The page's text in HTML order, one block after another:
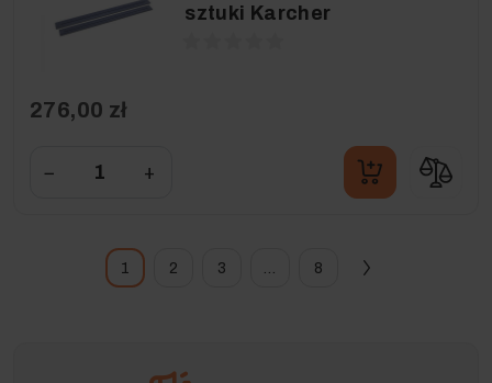
sztuki Karcher
276,00 zł
− +
1 2 3 8